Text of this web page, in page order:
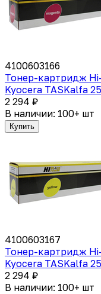
4100603166
Тонер-картридж
Kyocera TASKalfa
2 294 ₽
В наличии: 100+ шт
Купить
4100603167
Тонер-картридж
Kyocera TASKalfa
2 294 ₽
В наличии: 100+ шт